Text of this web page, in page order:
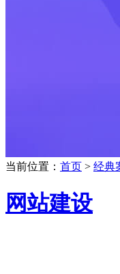
当前位置： 首页 > 经典
网站建设